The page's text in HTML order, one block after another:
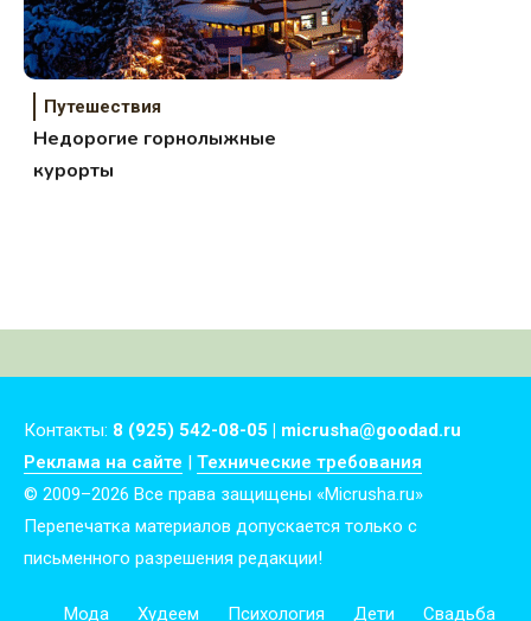
Путешествия
Недорогие горнолыжные
курорты
Контакты: 8 (925) 542-08-05 | micrusha@goodad.ru
Реклама на сайте | Технические требования
© 2009–2026 Все права защищены «Micrusha.ru»
Перепечатка материалов допускается только с
письменного разрешения редакции!
Мода Худеем Психология Дети Свадьба